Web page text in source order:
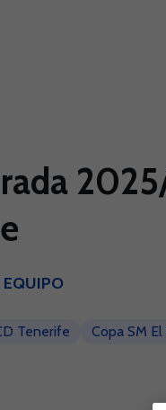
EQUIPO
Tenerife Copa SM El